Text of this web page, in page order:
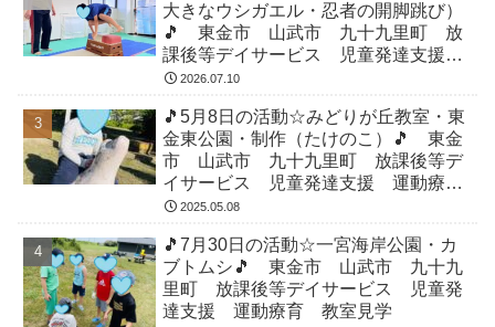
大きなウシガエル・忍者の開脚跳び）
🎵 東金市 山武市 九十九里町 放
課後等デイサービス 児童発達支援
運動療育 教室見学
2026.07.10
🎵5月8日の活動☆みどりが丘教室・東
金東公園・制作（たけのこ）🎵 東金
市 山武市 九十九里町 放課後等デ
イサービス 児童発達支援 運動療
育 教室見学
2025.05.08
🎵7月30日の活動☆一宮海岸公園・カ
ブトムシ🎵 東金市 山武市 九十九
里町 放課後等デイサービス 児童発
達支援 運動療育 教室見学